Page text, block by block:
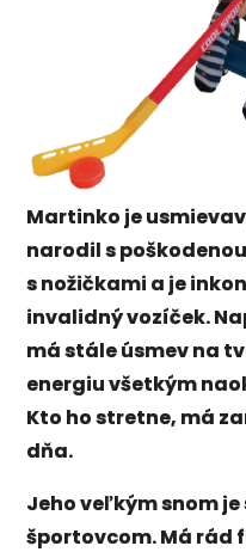
Martinko je
narodil s
s nožičkami a je
invalidný vozíček.
má stále úsmev na
energiu všetkým
Kto ho stretne, má
dňa.
Jeho veľkým snom
športovcom. Má rád